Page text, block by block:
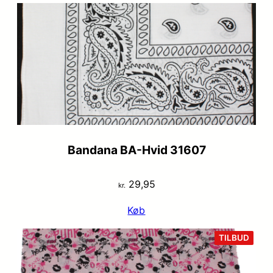
Bandana BA-Hvid 31607
kr.29,95
Køb
TILBUD
PÅ